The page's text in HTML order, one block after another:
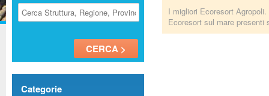
Categorie
I migliori Ecoresort
Ecoresort sul mare presenti